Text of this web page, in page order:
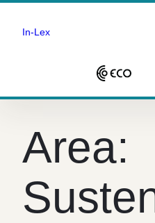
Saltar
conteúdo
In-Lex
Area: